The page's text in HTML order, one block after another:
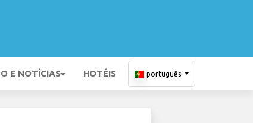
E NOTÍCIAS HOTÉIS português